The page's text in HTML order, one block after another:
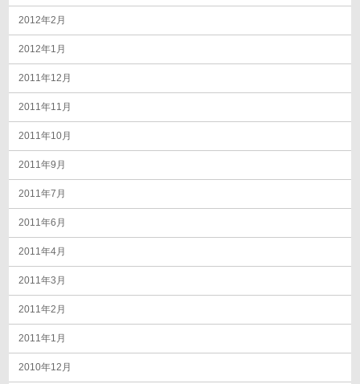
2012年2月
2012年1月
2011年12月
2011年11月
2011年10月
2011年9月
2011年7月
2011年6月
2011年4月
2011年3月
2011年2月
2011年1月
2010年12月